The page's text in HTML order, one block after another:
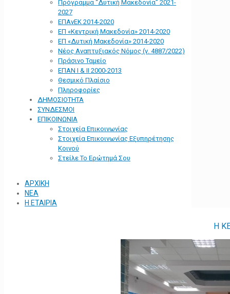
Πρόγραμμα “Δυτική Μακεδονία” 2021-
2027
ΕΠΑνΕΚ 2014-2020
ΕΠ «Kεντρική Μακεδονία» 2014-2020
ΕΠ «Δυτική Μακεδονία» 2014-2020
Νέος Αναπτυξιακός Νόμος (ν. 4887/2022)
Πράσινο Ταμείο
ΕΠΑΝ Ι & ΙΙ 2000-2013
Θεσμικό Πλαίσιο
Πληροφορίες
ΔΗΜΟΣΙΟΤΗΤΑ
ΣΥΝΔΕΣΜΟΙ
ΕΠΙΚΟΙΝΩΝΙΑ
Στοιχεία Επικοινωνίας
Στοιχεία Επικοινωνίας Εξυπηρέτησης
Κοινού
Στείλε Το Ερώτημά Σου
ΑΡΧΙΚΗ
ΝΕΑ
Η ΕΤΑΙΡΙΑ
Η